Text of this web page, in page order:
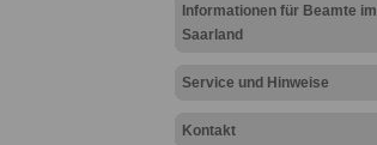
Informationen für Beamte im
Saarland
Service und Hinweise
Kontakt